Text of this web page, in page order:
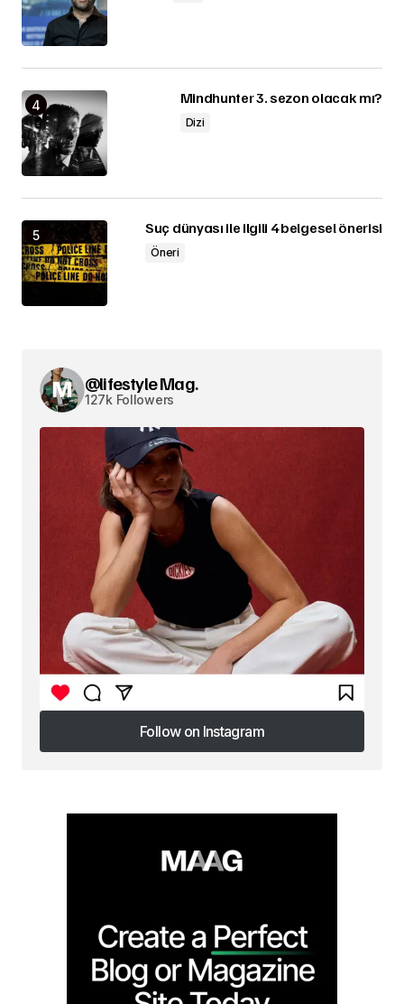
Mindhunter 3. sezon olacak mı?
Dizi
Suç dünyası ile ilgili 4 belgesel önerisi
Öneri
@lifestyle Mag.
127k Followers
Follow on Instagram
Follow on Instagram